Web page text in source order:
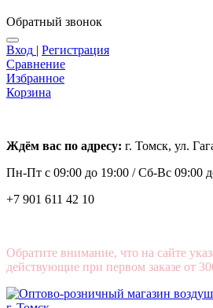
Обратный звонок
Вход | Регистрация
Сравнение
Избранное
Корзина
Ждём вас по адресу: г. Томск, ул.
Пн-Пт с 09:00 до 19:00 /Сб-Вс 09:00
+7 901 611 42 10
Обратите внимание, что на сайте
действующие при первом заказе от